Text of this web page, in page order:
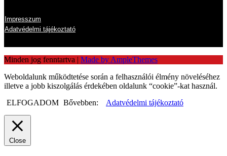
Impresszum
Adatvédelmi tájékoztató
Minden jog fenntartva | Made by AmpleThemes
Weboldalunk működtetése során a felhasználói élmény növeléséhez
illetve a jobb kiszolgálás érdekében oldalunk “cookie”-kat használ.
ELFOGADOM Bővebben: Adatvédelmi tájékoztató
Close